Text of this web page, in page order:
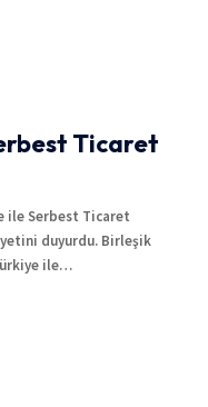
Ticaret
ile Serbest Ticaret
duyurdu. Birleşik
ile…